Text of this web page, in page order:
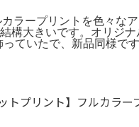
ラープリントを色々な
構大きいです。オリジ
ていたで、新品同様で